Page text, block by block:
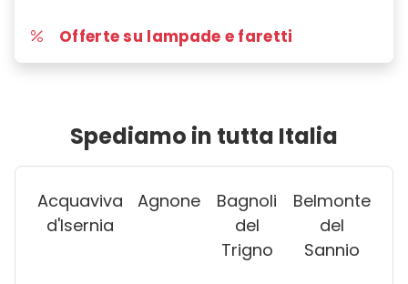
Offerte su lampade e faretti
Spediamo in tutta Italia
Acquaviva
d'Isernia
Agnone
Bagnoli
del
Trigno
Belmonte
del
Sannio